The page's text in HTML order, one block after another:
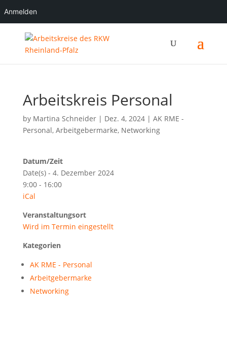
Anmelden
Arbeitskreis Personal
by Martina Schneider| Dez. 4, 2024| AK RME -
Personal, Arbeitgebermarke, Networking
Datum/Zeit
Date(s) - 4. Dezember 2024
9:00 - 16:00
iCal
Veranstaltungsort
Wird im Termin eingestellt
Kategorien
AK RME - Personal
Arbeitgebermarke
Networking